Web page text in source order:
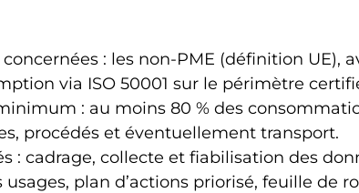
: les non‑PME (définition UE),
via ISO 50001 sur le périmètre
: au moins 80 % des
procédés et éventuellement transport.
: cadrage, collecte et fiabilisation des
usages, plan d’actions priorisé, feuille de